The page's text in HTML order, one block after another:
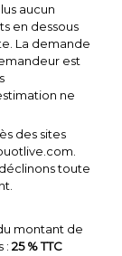
aucun
en dessous
La demande
est
ne
des sites
toute
montant de
: 25 % TTC